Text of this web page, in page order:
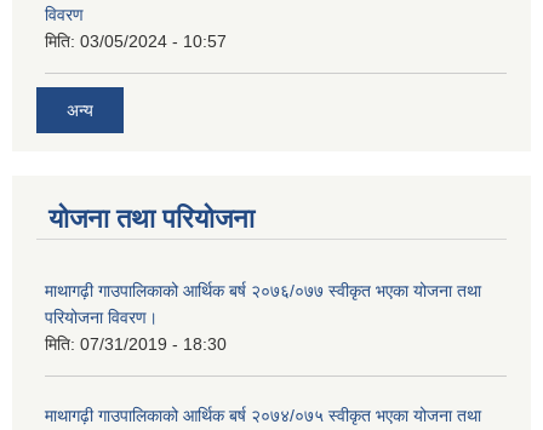
विवरण
मिति: 03/05/2024 - 10:57
अन्य
योजना तथा परियोजना
माथागढ़ी गाउपालिकाको आर्थिक बर्ष २०७६/०७७ स्वीकृत भएका योजना तथा
परियोजना विवरण।
मिति: 07/31/2019 - 18:30
माथागढ़ी गाउपालिकाको आर्थिक बर्ष २०७४/०७५ स्वीकृत भएका योजना तथा